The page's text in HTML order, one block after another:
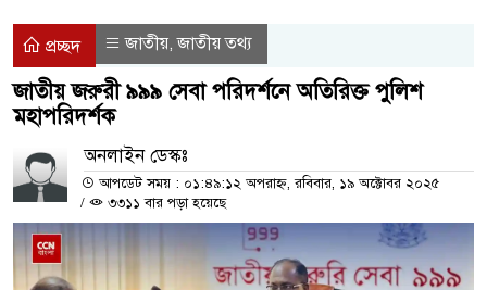
প্রচ্ছদ জাতীয়,জাতীয় তথ্য
জাতীয় জরুরী ৯৯৯ সেবা পরিদর্শনে অতিরিক্ত পুলিশ
মহাপরিদর্শক
অনলাইন ডেস্কঃ
আপডেট সময় : ০১:৪৯:১২ অপরাহ্ন, রবিবার, ১৯ অক্টোবর ২০২৫
/
৩৩১১ বার পড়া হয়েছে